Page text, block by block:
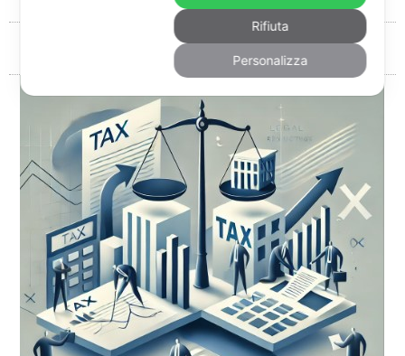
05:10
Rifiuta
Personalizza